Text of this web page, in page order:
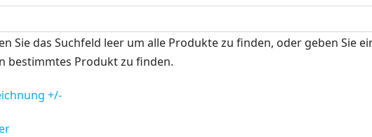
Sie das Suchfeld leer um alle Produkte zu finden, oder geben Sie
bestimmtes Produkt zu finden.
+/-